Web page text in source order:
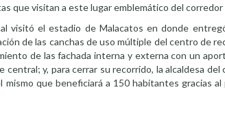
que visitan a este lugar emblemático del
visitó el estadio de Malacatos en donde
de las canchas de uso múltiple del centro de
de las fachada interna y externa con un
central; y, para cerrar su recorrido, la alcaldesa
mismo que beneficiará a 150 habitantes gracias